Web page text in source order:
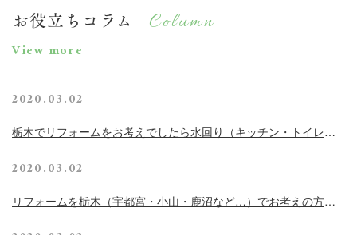
お役立ちコラム Column
View more
2020.03.02
栃木でリフォームをお考えでしたら水回り（キッチン・トイレな
2020.03.02
リフォームを栃木（宇都宮・小山・鹿沼など…）でお考えの方は